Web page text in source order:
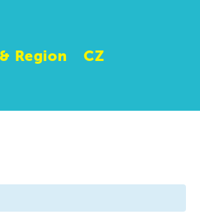
Region CZ